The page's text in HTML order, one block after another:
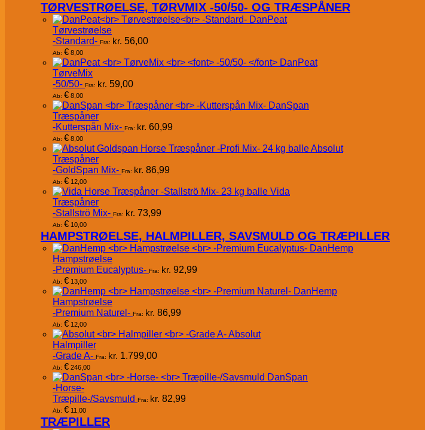
TØRVESTRØELSE, TØRVMIX -50/50- OG TRÆSPÅNER
DanPeat
Tørvestrøelse
-Standard- Fra: kr. 56,00
Ab: € 8,00
DanPeat
TørveMix
-50/50- Fra: kr. 59,00
Ab: € 8,00
DanSpan
Træspåner
-Kutterspån Mix- Fra: kr. 60,99
Ab: € 8,00
Absolut
Træspåner
-GoldSpan Mix- Fra: kr. 86,99
Ab: € 12,00
Vida
Træspåner
-Stallströ Mix- Fra: kr. 73,99
Ab: € 10,00
HAMPSTRØELSE, HALMPILLER, SAVSMULD OG TRÆPILLER
DanHemp
Hampstrøelse
-Premium Eucalyptus- Fra: kr. 92,99
Ab: € 13,00
DanHemp
Hampstrøelse
-Premium Naturel- Fra: kr. 86,99
Ab: € 12,00
Absolut
Halmpiller
-Grade A- Fra: kr. 1.799,00
Ab: € 246,00
DanSpan
-Horse-
Træpille-/Savsmuld Fra: kr. 82,99
Ab: € 11,00
TRÆPILLER